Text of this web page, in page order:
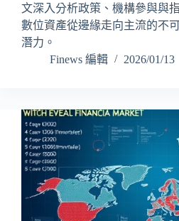
文深入分析政策、機構參與與
數位資產從邊緣走向主流的不
潛力。
Finews 編輯
2026/01/13